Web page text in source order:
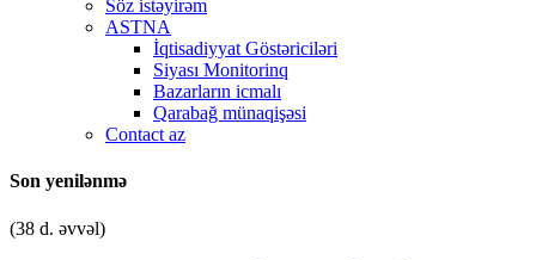
Söz istəyirəm
ASTNA
İqtisadiyyat Göstəriciləri
Siyası Monitorinq
Bazarların icmalı
Qarabağ münaqişəsi
Contact az
Son yenilənmə
(38 d. əvvəl)